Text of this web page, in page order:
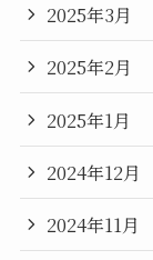
2025年3月
2025年2月
2025年1月
2024年12月
2024年11月